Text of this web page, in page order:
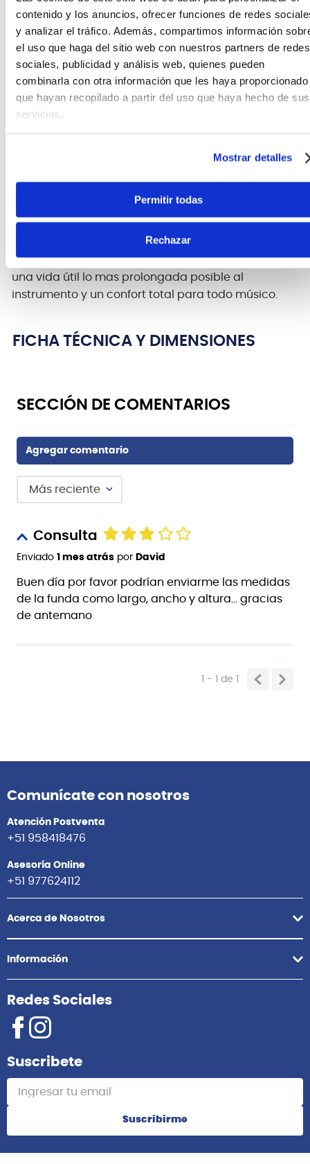
contenido y los anuncios, ofrecer funciones de redes
y analizar el tráfico. Además, compartimos información
el uso que haga del sitio web con nuestros partners de redes
sociales, publicidad y análisis web, quienes pueden
combinarla con otra información que les haya proporcionado
que hayan recopilado a partir del uso que haya hecho de sus
servicios.
Mostrar detalles
Permitir todas
Rechazar
CARACTERÍSTICAS DEL PRODUCTO
La RB20608 B/PLUS COLOR BK ROCKBAG es una
Premium marca Rockbag by Warwick. Fabricada en
puente, el forro de acolchado es de 30 mm.
Rockbag by Warwick, fundas y cases exclusivos
fabricadas con la mas alta tecnología para otorgar
una vida útil lo mas prolongada posible al
instrumento y un confort total para todo músico.
FICHA TÉCNICA Y DIMENSIONES
Más reciente
Consulta
Enviado 1 mes atrás por David
Buen día por favor podrían enviarme las medidas
de la funda como largo, ancho y altura... gracias
de antemano
1 - 1de 1
Comunícate con nosotros
Atención Postventa
+51 958418476
Asesoría Online
+51 977624112
Acerca de Nosotros
Información
Redes Sociales
Suscribete
Suscribirme